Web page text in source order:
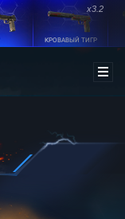
x3.2
КРОВАВЫЙ ТИГР